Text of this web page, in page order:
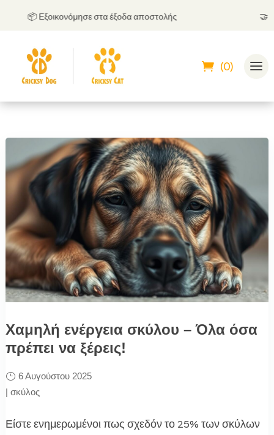
📦 Εξοικονόμησε στα έξοδα αποστολής
(0)
Χαμηλή ενέργεια σκύλου – Όλα όσα
πρέπει να ξέρεις!
6 Αυγούστου 2025
| σκύλος
Είστε ενημερωμένοι πως σχεδόν το 25% των σκύλων